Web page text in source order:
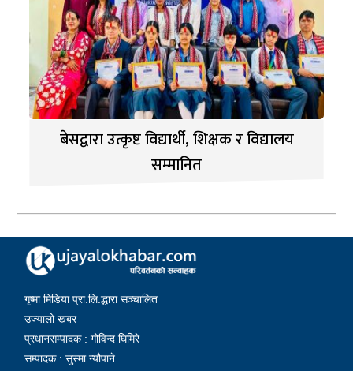
बेसद्वारा उत्कृष्ट विद्यार्थी, शिक्षक र विद्यालय
सम्मानित
गृष्मा मिडिया प्रा.लि.द्धारा सञ्चालित
उज्यालो खबर
प्रधानसम्पादक : गोविन्द घिमिरे
सम्पादक : सुस्मा न्यौपाने